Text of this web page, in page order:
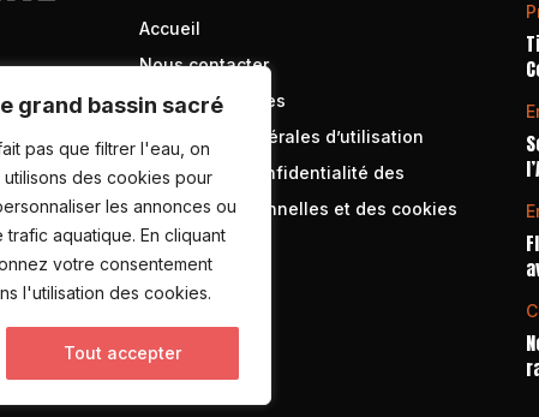
grand bassin sacré
pas que filtrer l'eau, on
des cookies pour
les annonces ou
aquatique. En cliquant
votre consentement
l'utilisation des cookies.
Tout accepter
Accueil
Nous contacter
Mentions légales
Conditions générales d’utilisation
Politique de confidentialité des
données personnelles et des cookies